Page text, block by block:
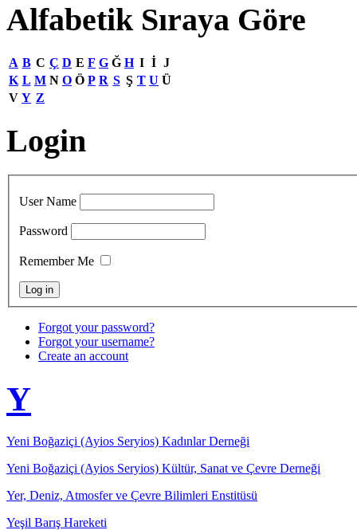
Alfabetik Sıraya Göre
A B C Ç D E F G Ğ H I İ J
K L M N O Ö P R S Ş T U Ü
V Y Z
Login
User Name
Password
Remember Me
Forgot your password?
Forgot your username?
Create an account
Y
Yeni Boğaziçi (Ayios Seryios) Kadınlar Derneği
Yeni Boğaziçi (Ayios Seryios) Kültür, Sanat ve Çevre Derneği
Yer, Deniz, Atmosfer ve Çevre Bilimleri Enstitüsü
Yeşil Barış Hareketi